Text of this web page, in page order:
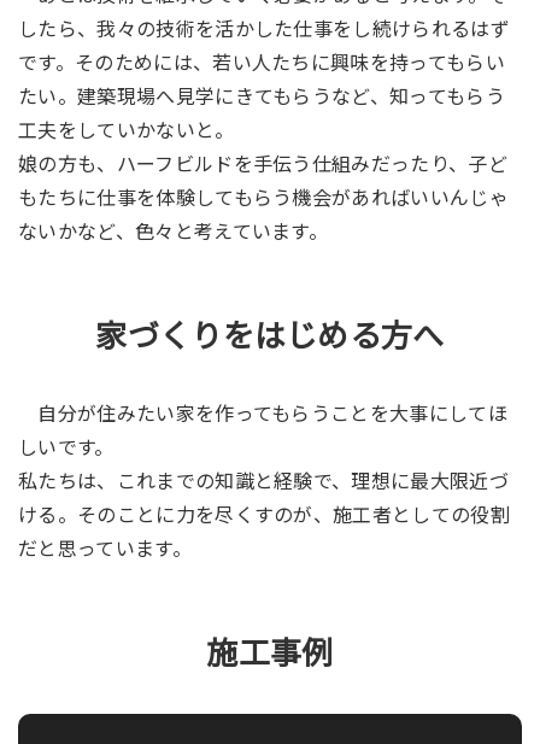
したら、我々の技術を活かした仕事をし続けられるはず
です。そのためには、若い人たちに興味を持ってもらい
たい。建築現場へ見学にきてもらうなど、知ってもらう
工夫をしていかないと。
娘の方も、ハーフビルドを手伝う仕組みだったり、子ど
もたちに仕事を体験してもらう機会があればいいんじゃ
ないかなど、色々と考えています。
家づくりをはじめる方へ
自分が住みたい家を作ってもらうことを大事にしてほ
しいです。
私たちは、これまでの知識と経験で、理想に最大限近づ
ける。そのことに力を尽くすのが、施工者としての役割
だと思っています。
施工事例